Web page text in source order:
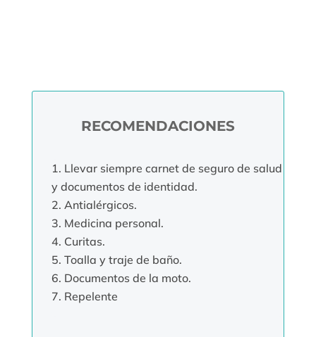
RECOMENDACIONES
Llevar siempre carnet de seguro de salud
y documentos de identidad.
Antialérgicos.
Medicina personal.
Curitas.
Toalla y traje de baño.
Documentos de la moto.
Repelente